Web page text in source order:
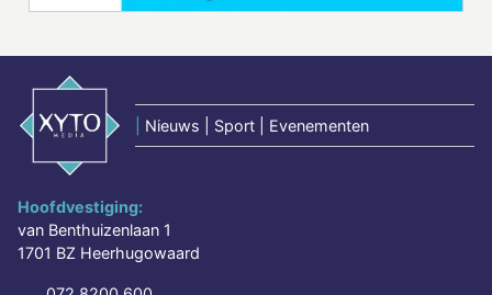
Nieuws | Sport | Evenementen
Hoofdvestiging:
van Benthuizenlaan 1
1701 BZ Heerhugowaard